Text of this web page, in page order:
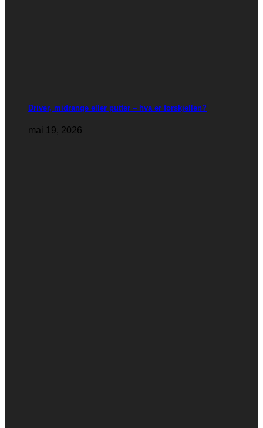
Driver, midrange eller putter – hva er forskjellen?
mai 19, 2026